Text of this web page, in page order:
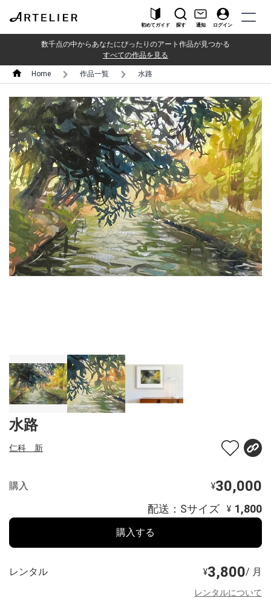
初めてガイド 探す 通知 ログイン
数千点の中からあなたにぴったりのアート作品が見つかる
すべての作品を見る
Home 作品一覧 水路
水路
仁科 新
購入 ¥30,000
配送：Sサイズ ¥ 1,800
購入する
レンタル ¥3,800/ 月
レンタルについて